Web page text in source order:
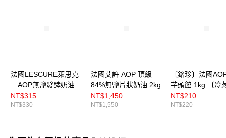
法國LESCURE萊思克
－AOP無鹽發酵奶油
500g
NT$315
NT$330
法國艾許 AOP 頂級
84%無鹽片狀奶油 2kg
NT$1,450
NT$1,550
〔銘珍〕法國
芋頭餡 1kg 〔冷
NT$210
NT$220